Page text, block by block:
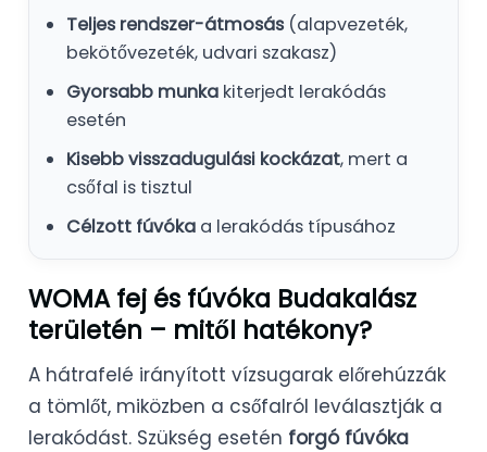
Teljes rendszer-átmosás (alapvezeték,
bekötővezeték, udvari szakasz)
Gyorsabb munka kiterjedt lerakódás
esetén
Kisebb visszadugulási kockázat, mert a
csőfal is tisztul
Célzott fúvóka a lerakódás típusához
WOMA fej és fúvóka Budakalász
területén – mitől hatékony?
A hátrafelé irányított vízsugarak előrehúzzák
a tömlőt, miközben a csőfalról leválasztják a
lerakódást. Szükség esetén forgó fúvóka